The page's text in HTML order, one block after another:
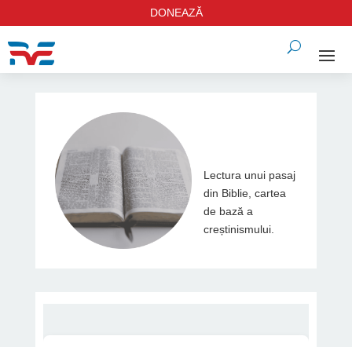
DONEAZĂ
Lectura unui pasaj
din Biblie, cartea
de bază a
creștinismului.